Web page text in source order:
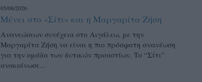
05/06/2026
Μένει στο «Σίτι» και η Μαργαρίτα Ζήση
Ανανεώσεων συνέχεια στο Αιγάλεω, με την
Μαργαρίτα Ζήση να είναι η πιο πρόσφατη ανανέωση
για την ομάδα των δυτικών προαστίων. Το “Σίτι”
ανακοίνωσε...